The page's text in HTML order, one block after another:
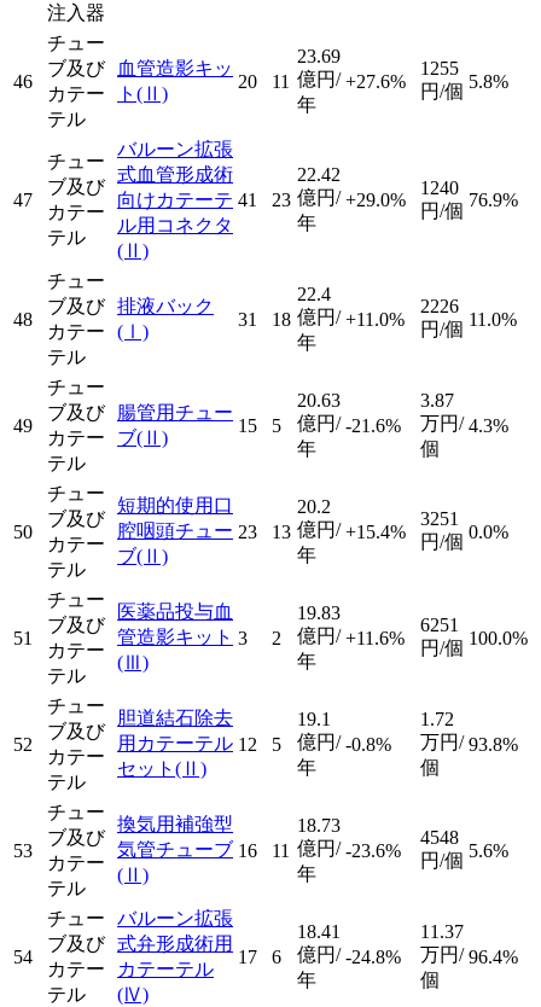
注入器
46
チュー
ブ及び
カテー
テル
血管造影キッ
ト (Ⅱ)
20 11
23.69
億円/
年
+27.6%
1255
円/個 5.8%
47
チュー
ブ及び
カテー
テル
バルーン拡張
式血管形成術
向けカテーテ
ル用コネクタ
(Ⅱ)
41 23
22.42
億円/
年
+29.0%
1240
円/個
76.9%
48
チュー
ブ及び
カテー
テル
排液バック
(Ⅰ)
31 18
22.4
億円/
年
+11.0%
2226
円/個 11.0%
49
チュー
ブ及び
カテー
テル
腸管用チュー
ブ(Ⅱ)
15 5
20.63
億円/
年
-21.6%
3.87
万円/
個
4.3%
50
チュー
ブ及び
カテー
テル
短期的使用口
腔咽頭チュー
ブ(Ⅱ)
23 13
20.2
億円/
年
+15.4%
3251
円/個 0.0%
51
チュー
ブ及び
カテー
テル
医薬品投与血
管造影キット
(Ⅲ)
3 2
19.83
億円/
年
+11.6%
6251
円/個 100.0%
52
チュー
ブ及び
カテー
テル
胆道結石除去
用カテーテル
セット (Ⅱ)
12 5
19.1
億円/
年
-0.8%
1.72
万円/
個
93.8%
53
チュー
ブ及び
カテー
テル
換気用補強型
気管チューブ
(Ⅱ)
16 11
18.73
億円/
年
-23.6%
4548
円/個 5.6%
54
チュー
ブ及び
カテー
テル
バルーン拡張
式弁形成術用
カテーテル
(Ⅳ)
17 6
18.41
億円/
年
-24.8%
11.37
万円/
個
96.4%